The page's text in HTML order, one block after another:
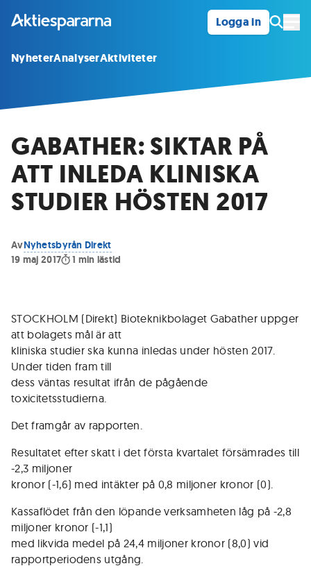
Logga in
NyheterAnalyserAktiviteter
GABATHER: SIKTAR PÅ
ATT INLEDA KLINISKA
STUDIER HÖSTEN 2017
AvNyhetsbyrån Direkt
19 maj 2017
1 min lästid
STOCKHOLM (Direkt) Bioteknikbolaget Gabather uppger
att bolagets mål är att
kliniska studier ska kunna inledas under hösten 2017.
Under tiden fram till
dess väntas resultat ifrån de pågående
toxicitetsstudierna.
Det framgår av rapporten.
Resultatet efter skatt i det första kvartalet försämrades till
-2,3 miljoner
kronor (-1,6) med intäkter på 0,8 miljoner kronor (0).
Kassaflödet från den löpande verksamheten låg på -2,8
miljoner kronor (-1,1)
med likvida medel på 24,4 miljoner kronor (8,0) vid
rapportperiodens utgång.